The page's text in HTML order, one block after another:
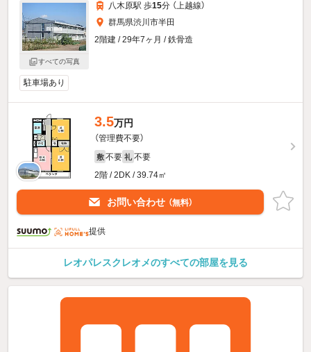
すべての写真
八木原駅 歩15分 （上越線）
群馬県渋川市半田
2階建 / 29年7ヶ月 / 鉄骨造
駐車場あり
3.5万円
（管理費不要）
敷 不要 礼 不要
2階 / 2DK / 39.74㎡
お問い合わせ （無料）
提供
レオパレスクレオメのすべての部屋を見る